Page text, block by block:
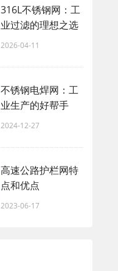
316L不锈钢网：工
业过滤的理想之选
2026-04-11
不锈钢电焊网：工
业生产的好帮手
2024-12-27
高速公路护栏网特
点和优点
2023-06-17